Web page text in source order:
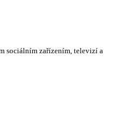
sociálním zařízením, televizí a